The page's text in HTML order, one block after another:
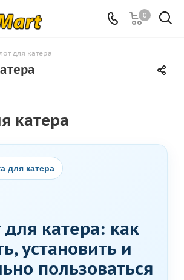
0
для катера
катера
для катера
для катера: как
установить и
пользоваться